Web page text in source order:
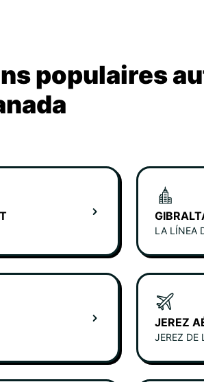
populaires
LA LÍNEA
JEREZ
JEREZ DE